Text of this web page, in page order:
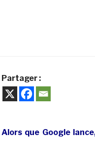
Partager :
Alors que Google